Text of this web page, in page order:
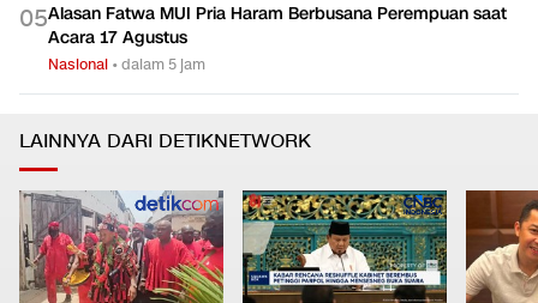
05Alasan Fatwa MUI Pria Haram Berbusana Perempuan saat
Acara 17 Agustus
Nasional •dalam 5 jam
LAINNYA DARI DETIKNETWORK